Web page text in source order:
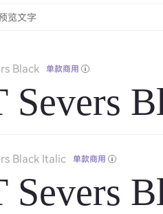
Black 单款商用
Severs
Black Italic 单款商用
Severs